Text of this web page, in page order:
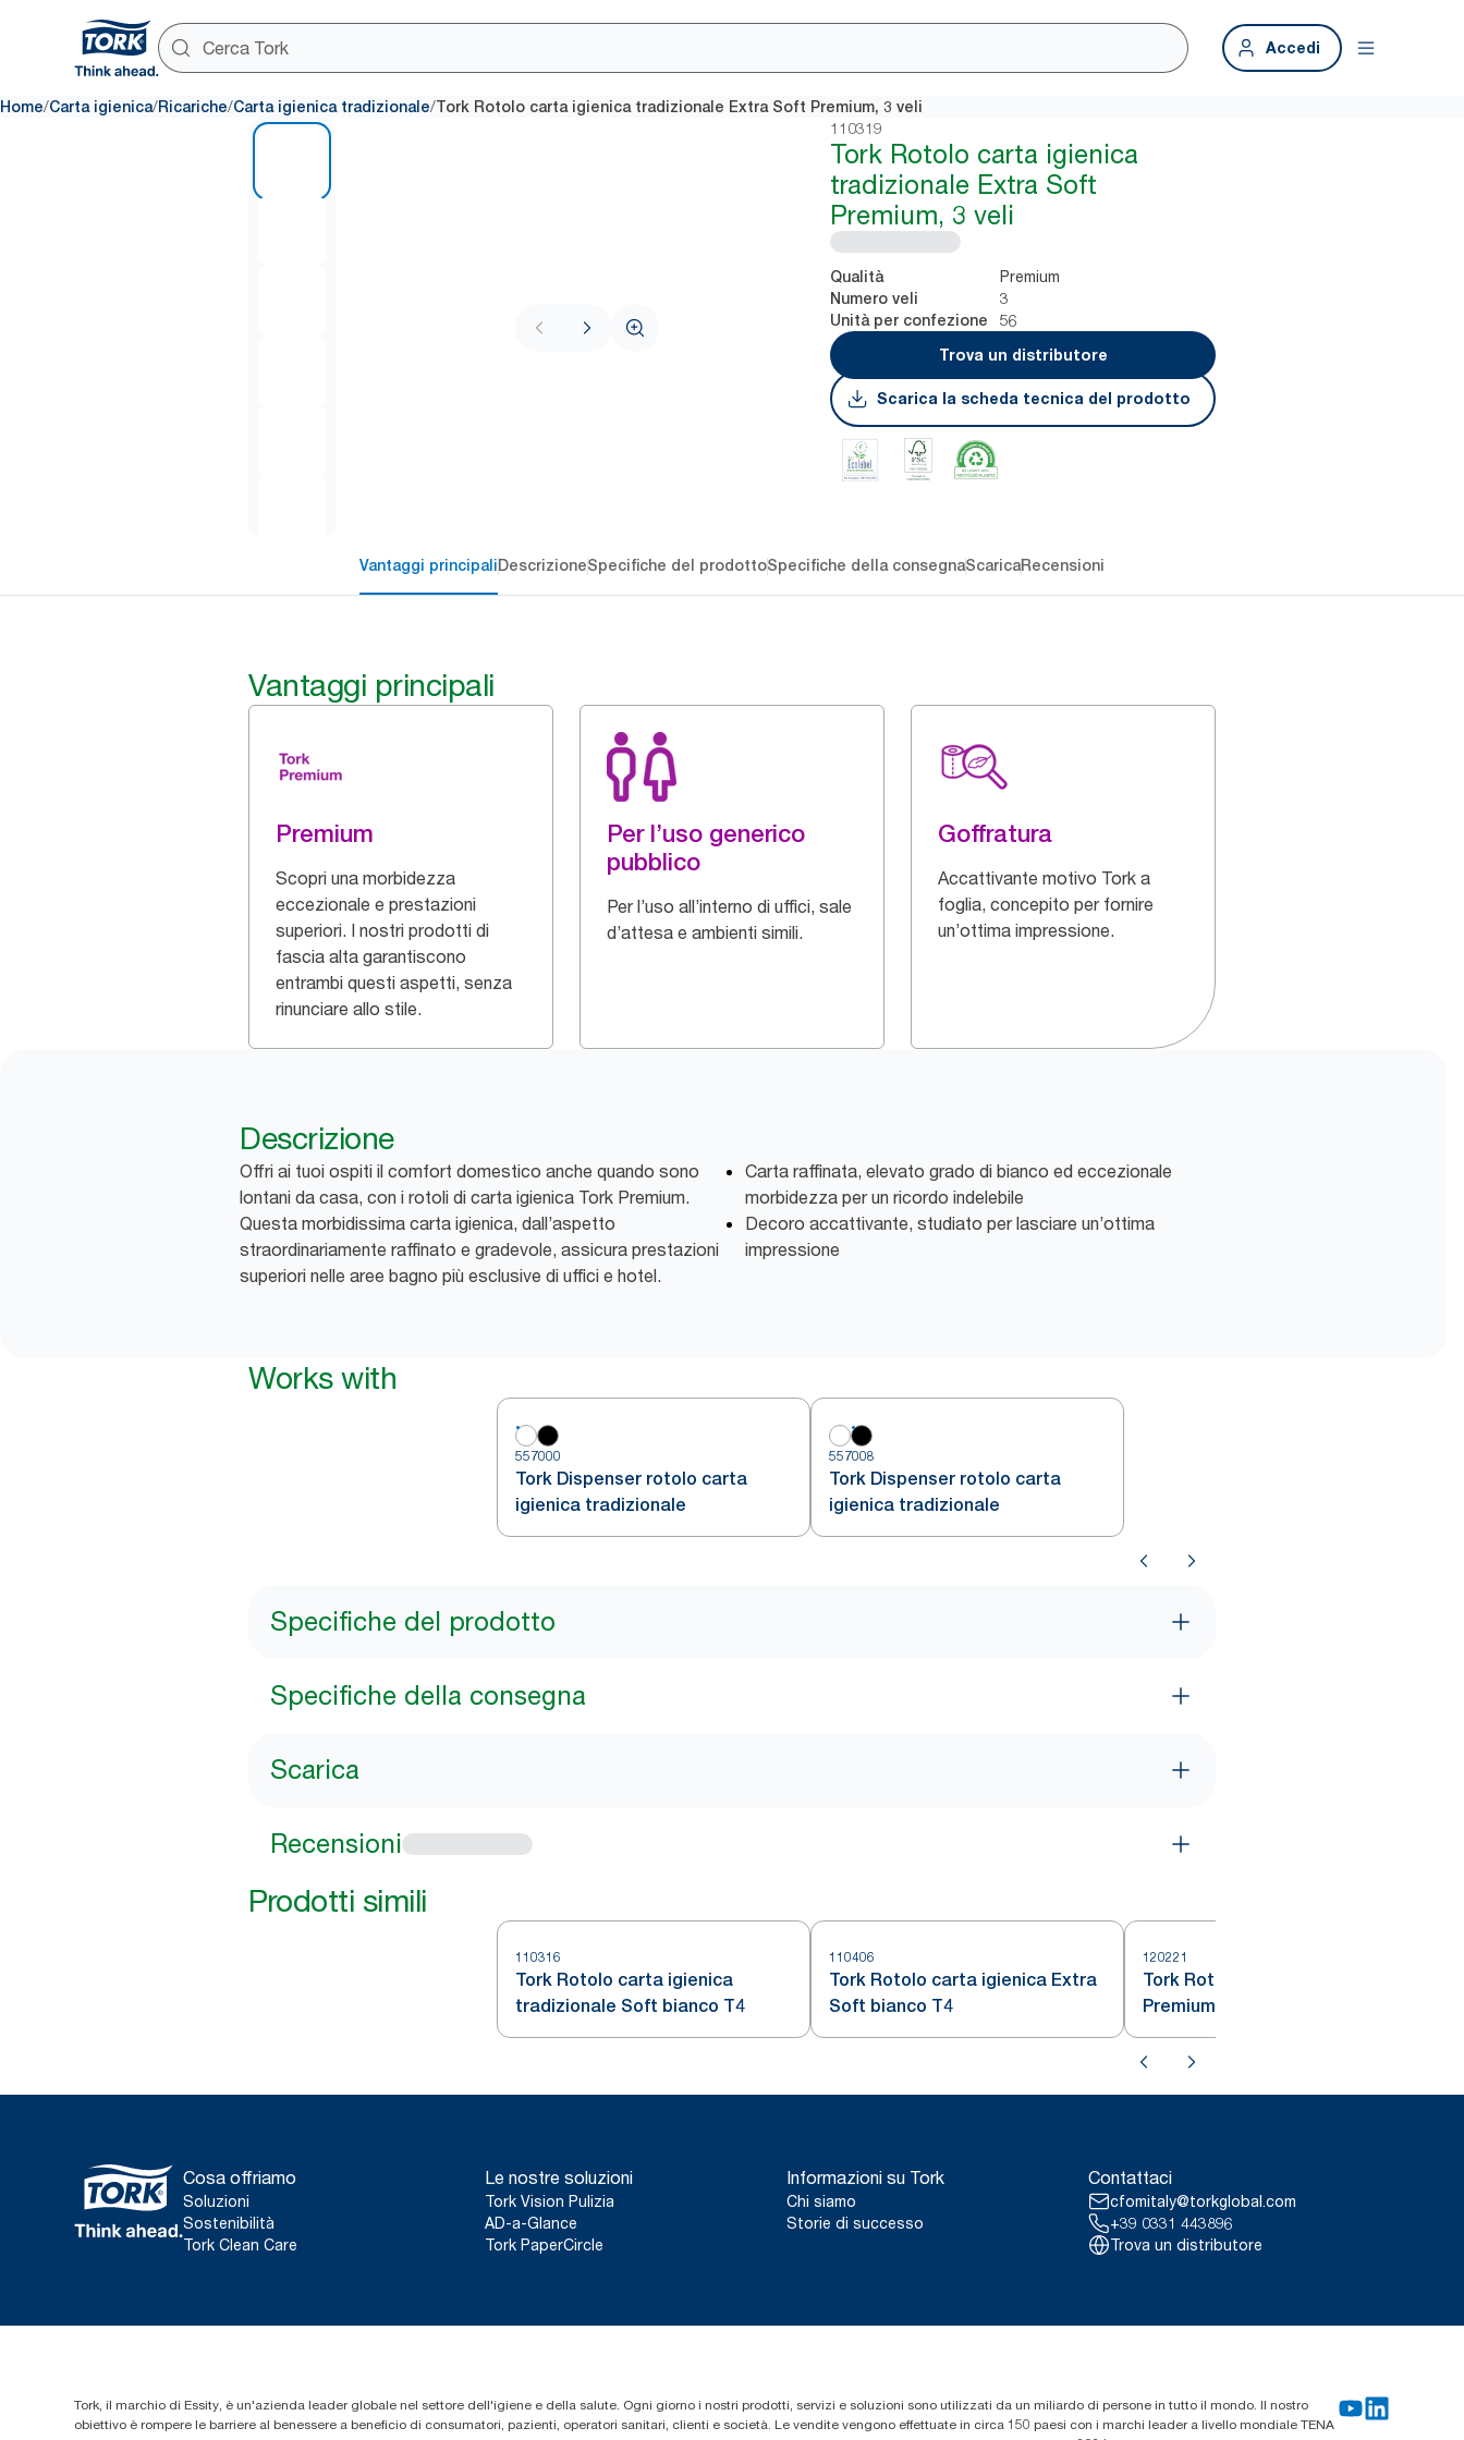
Accedi
Home/Carta igienica/Ricariche/Carta igienica tradizionale/Tork Rotolo carta igienica tradizionale Extra Soft Premium, 3 veli
110319
Tork Rotolo carta igienica
tradizionale Extra Soft
Premium, 3 veli
Qualità Premium
Numero veli 3
Unità per confezione
56
Trova un distributore
Scarica la scheda tecnica del prodotto
Vantaggi principaliDescrizioneSpecifiche del prodottoSpecifiche della consegnaScaricaRecensioni
Vantaggi principali
Premium
Scopri una morbidezza
eccezionale e prestazioni
superiori. I nostri prodotti di
fascia alta garantiscono
entrambi questi aspetti, senza
rinunciare allo stile.
Per l’uso generico
pubblico
Per l’uso all’interno di uffici, sale
d’attesa e ambienti simili.
Goffratura
Accattivante motivo Tork a
foglia, concepito per fornire
un’ottima impressione.
Descrizione
Offri ai tuoi ospiti il comfort domestico anche quando sono
lontani da casa, con i rotoli di carta igienica Tork Premium.
Questa morbidissima carta igienica, dall’aspetto
straordinariamente raffinato e gradevole, assicura prestazioni
superiori nelle aree bagno più esclusive di uffici e hotel.
Carta raffinata, elevato grado di bianco ed eccezionale
morbidezza per un ricordo indelebile
Decoro accattivante, studiato per lasciare un’ottima
impressione
Works with
557000
Tork Dispenser rotolo carta
igienica tradizionale
557008
Tork Dispenser rotolo carta
igienica tradizionale
Specifiche del prodotto
Specifiche della consegna
Scarica
Recensioni
Prodotti simili
110316
Tork Rotolo carta igienica
tradizionale Soft bianco T4
110406
Tork Rotolo carta igienica Extra
Soft bianco T4
120221
Tork Rotolo carta igienica
Premium Soft, 2 veli
Cosa offriamo
Soluzioni
Sostenibilità
Tork Clean Care
Le nostre soluzioni
Tork Vision Pulizia
AD-a-Glance
Tork PaperCircle
Informazioni su Tork
Chi siamo
Storie di successo
Contattaci
cfomitaly@torkglobal.com
+39 0331 443896
Trova un distributore
Tork, il marchio di Essity, è un'azienda leader globale nel settore dell'igiene e della salute. Ogni giorno i nostri prodotti, servizi e soluzioni sono utilizzati da un miliardo di persone in tutto il mondo. Il nostro
obiettivo è rompere le barriere al benessere a beneficio di consumatori, pazienti, operatori sanitari, clienti e società. Le vendite vengono effettuate in circa 150 paesi con i marchi leader a livello mondiale TENA